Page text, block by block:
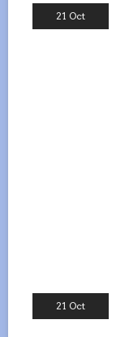
21 Oct
21 Oct